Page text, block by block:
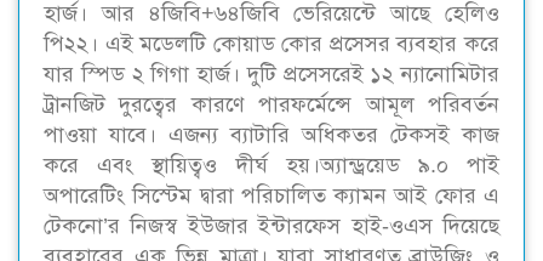
হার্জ। আর ৪জিবি+৬৪জিবি ভেরিয়েন্টে আছে হেলিও
পি২২। এই মডেলটি কোয়াড কোর প্রসেসর ব্যবহার করে
যার স্পিড ২ গিগা হার্জ। দুটি প্রসেসরেই ১২ ন্যানোমিটার
ট্রানজিট দুরত্বের কারণে পারফর্মেন্সে আমূল পরিবর্তন
পাওয়া যাবে। এজন্য ব্যাটারি অধিকতর টেকসই কাজ
করে এবং স্থায়িত্বও দীর্ঘ হয়।অ্যান্ড্রয়েড ৯.০ পাই
অপারেটিং সিস্টেম দ্বারা পরিচালিত ক্যামন আই ফোর এ
টেকনো’র নিজস্ব ইউজার ইন্টারফেস হাই-ওএস দিয়েছে